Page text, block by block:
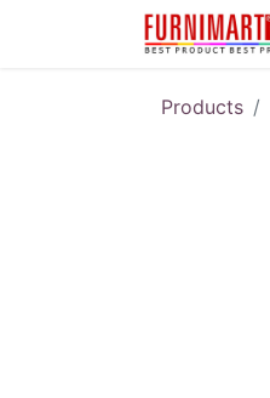
Products